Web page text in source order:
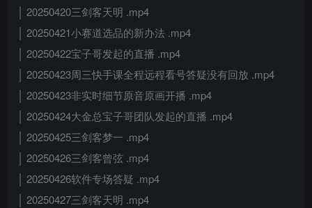
│ 20250420三剑客天明 .mp4
│ 20250421小赛道选品的新办法 .mp4
│ 20250422宝子哥发起的直播 .mp4
│ 20250423周三快手课全程远程看号答疑没有回放 .mp4
│ 20250423非实时细节原音原画开播 .mp4
│ 20250424大金总宝子哥团队发起的直播 .mp4
│ 20250425三剑客梦一 .mp4
│ 20250426三剑客曾弦 .mp4
│ 20250426软件专场答疑 .mp4
│ 20250427三剑客天明 .mp4